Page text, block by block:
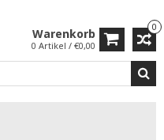
0
Warenkorb
0 Artikel / €0,00